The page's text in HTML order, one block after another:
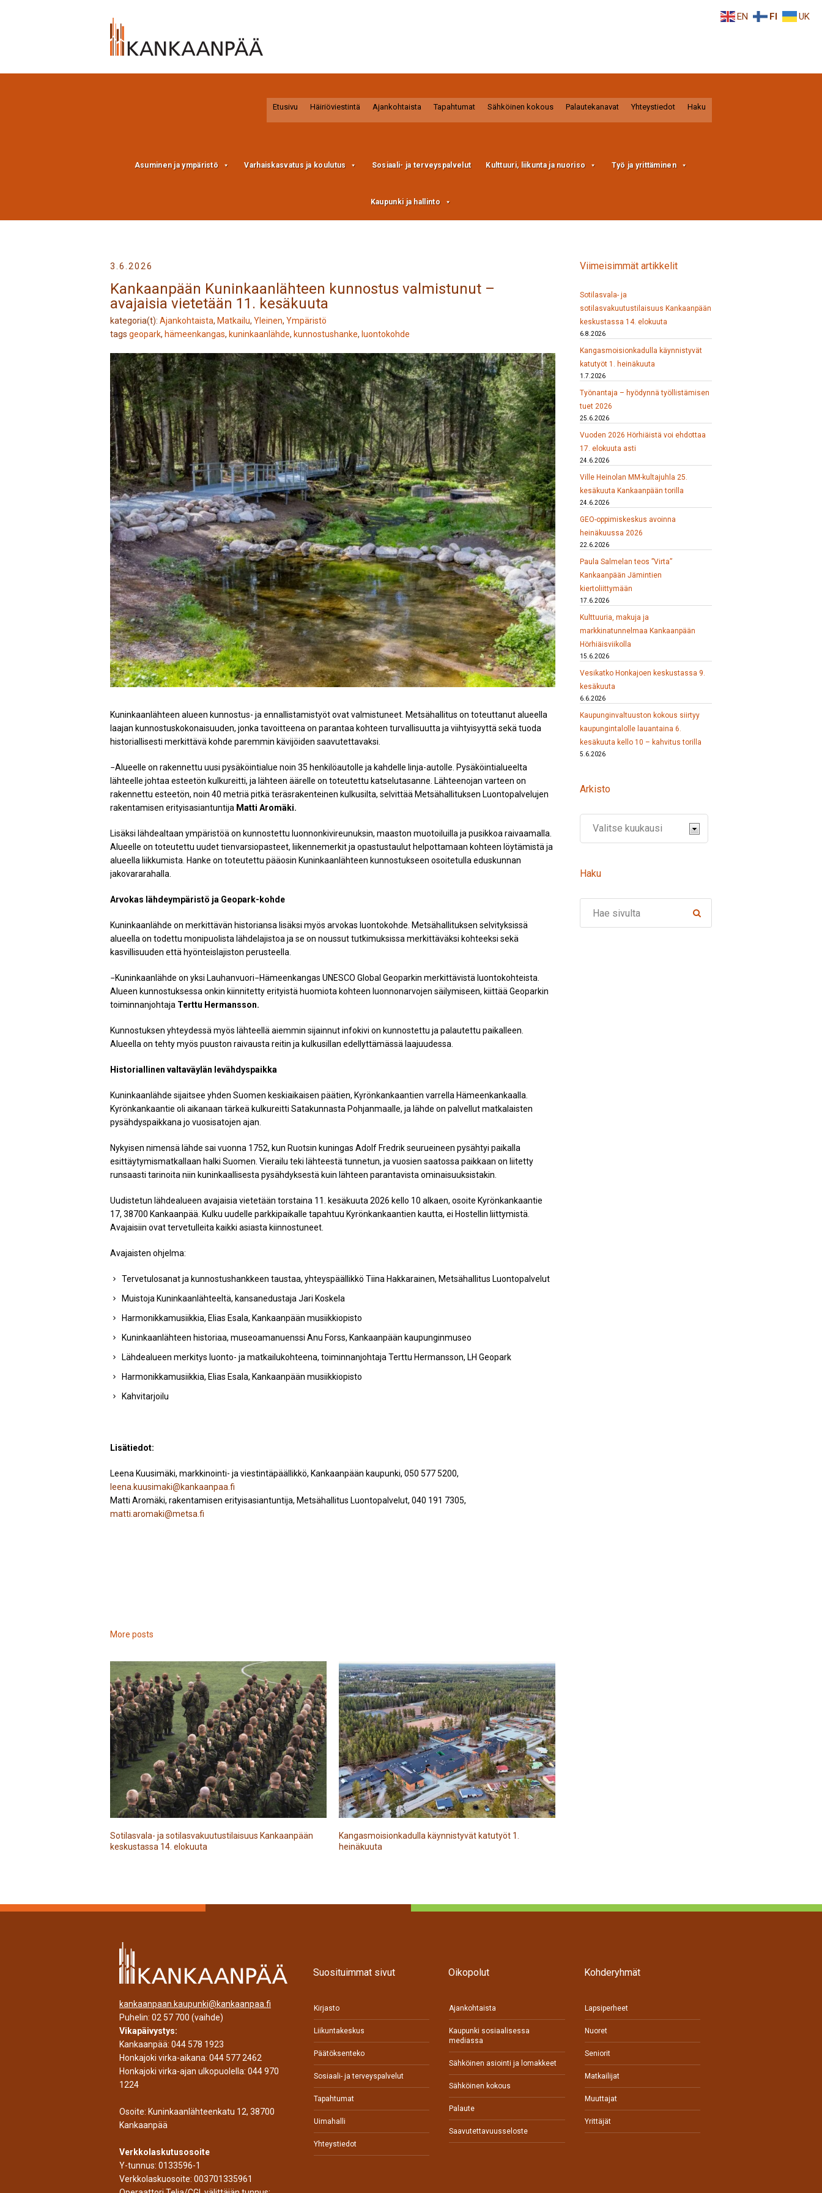
Etusivu Häiriöviestintä Ajankohtaista Tapahtumat Sähköinen kokous Palautekanavat Yhteystiedot Haku
Asuminen ja ympäristö Varhaiskasvatus ja koulutus Sosiaali- ja terveyspalvelut Kulttuuri, liikunta ja nuoriso Työ ja yrittäminen
Kaupunki ja hallinto
3.6.2026
Kankaanpään Kuninkaanlähteen kunnostus valmistunut –
avajaisia vietetään 11. kesäkuuta
kategoria(t): Ajankohtaista, Matkailu, Yleinen, Ympäristö
tags geopark, hämeenkangas, kuninkaanlähde, kunnostushanke, luontokohde
Kuninkaanlähteen alueen kunnostus- ja ennallistamistyöt ovat valmistuneet. Metsähallitus on toteuttanut alueella
laajan kunnostuskokonaisuuden, jonka tavoitteena on parantaa kohteen turvallisuutta ja viihtyisyyttä sekä tuoda
historiallisesti merkittävä kohde paremmin kävijöiden saavutettavaksi.
−Alueelle on rakennettu uusi pysäköintialue noin 35 henkilöautolle ja kahdelle linja-autolle. Pysäköintialueelta
lähteelle johtaa esteetön kulkureitti, ja lähteen äärelle on toteutettu katselutasanne. Lähteenojan varteen on
rakennettu esteetön, noin 40 metriä pitkä teräsrakenteinen kulkusilta, selvittää Metsähallituksen Luontopalvelujen
rakentamisen erityisasiantuntija Matti Aromäki.
Lisäksi lähdealtaan ympäristöä on kunnostettu luonnonkivireunuksin, maaston muotoiluilla ja pusikkoa raivaamalla.
Alueelle on toteutettu uudet tienvarsiopasteet, liikennemerkit ja opastustaulut helpottamaan kohteen löytämistä ja
alueella liikkumista. Hanke on toteutettu pääosin Kuninkaanlähteen kunnostukseen osoitetulla eduskunnan
jakovararahalla.
Arvokas lähdeympäristö ja Geopark-kohde
Kuninkaanlähde on merkittävän historiansa lisäksi myös arvokas luontokohde. Metsähallituksen selvityksissä
alueella on todettu monipuolista lähdelajistoa ja se on noussut tutkimuksissa merkittäväksi kohteeksi sekä
kasvillisuuden että hyönteislajiston perusteella.
−Kuninkaanlähde on yksi Lauhanvuori−Hämeenkangas UNESCO Global Geoparkin merkittävistä luontokohteista.
Alueen kunnostuksessa onkin kiinnitetty erityistä huomiota kohteen luonnonarvojen säilymiseen, kiittää Geoparkin
toiminnanjohtaja Terttu Hermansson.
Kunnostuksen yhteydessä myös lähteellä aiemmin sijainnut infokivi on kunnostettu ja palautettu paikalleen.
Alueella on tehty myös puuston raivausta reitin ja kulkusillan edellyttämässä laajuudessa.
Historiallinen valtaväylän levähdyspaikka
Kuninkaanlähde sijaitsee yhden Suomen keskiaikaisen päätien, Kyrönkankaantien varrella Hämeenkankaalla.
Kyrönkankaantie oli aikanaan tärkeä kulkureitti Satakunnasta Pohjanmaalle, ja lähde on palvellut matkalaisten
pysähdyspaikkana jo vuosisatojen ajan.
Nykyisen nimensä lähde sai vuonna 1752, kun Ruotsin kuningas Adolf Fredrik seurueineen pysähtyi paikalla
esittäytymismatkallaan halki Suomen. Vierailu teki lähteestä tunnetun, ja vuosien saatossa paikkaan on liitetty
runsaasti tarinoita niin kuninkaallisesta pysähdyksestä kuin lähteen parantavista ominaisuuksistakin.
Uudistetun lähdealueen avajaisia vietetään torstaina 11. kesäkuuta 2026 kello 10 alkaen, osoite Kyrönkankaantie
17, 38700 Kankaanpää. Kulku uudelle parkkipaikalle tapahtuu Kyrönkankaantien kautta, ei Hostellin liittymistä.
Avajaisiin ovat tervetulleita kaikki asiasta kiinnostuneet.
Avajaisten ohjelma:
Tervetulosanat ja kunnostushankkeen taustaa, yhteyspäällikkö Tiina Hakkarainen, Metsähallitus Luontopalvelut
Muistoja Kuninkaanlähteeltä, kansanedustaja Jari Koskela
Harmonikkamusiikkia, Elias Esala, Kankaanpään musiikkiopisto
Kuninkaanlähteen historiaa, museoamanuenssi Anu Forss, Kankaanpään kaupunginmuseo
Lähdealueen merkitys luonto- ja matkailukohteena, toiminnanjohtaja Terttu Hermansson, LH Geopark
Harmonikkamusiikkia, Elias Esala, Kankaanpään musiikkiopisto
Kahvitarjoilu
Lisätiedot:
Leena Kuusimäki, markkinointi- ja viestintäpäällikkö, Kankaanpään kaupunki, 050 577 5200,
leena.kuusimaki@kankaanpaa.fi
Matti Aromäki, rakentamisen erityisasiantuntija, Metsähallitus Luontopalvelut, 040 191 7305,
matti.aromaki@metsa.fi
More posts
Sotilasvala- ja sotilasvakuutustilaisuus Kankaanpään
keskustassa 14. elokuuta
Kangasmoisionkadulla käynnistyvät katutyöt 1.
heinäkuuta
Viimeisimmät artikkelit
Sotilasvala- ja
sotilasvakuutustilaisuus Kankaanpään
keskustassa 14. elokuuta
6.8.2026
Kangasmoisionkadulla käynnistyvät
katutyöt 1. heinäkuuta
1.7.2026
Työnantaja – hyödynnä työllistämisen
tuet 2026
25.6.2026
Vuoden 2026 Hörhiäistä voi ehdottaa
17. elokuuta asti
24.6.2026
Ville Heinolan MM-kultajuhla 25.
kesäkuuta Kankaanpään torilla
24.6.2026
GEO-oppimiskeskus avoinna
heinäkuussa 2026
22.6.2026
Paula Salmelan teos ”Virta”
Kankaanpään Jämintien
kiertoliittymään
17.6.2026
Kulttuuria, makuja ja
markkinatunnelmaa Kankaanpään
Hörhiäisviikolla
15.6.2026
Vesikatko Honkajoen keskustassa 9.
kesäkuuta
6.6.2026
Kaupunginvaltuuston kokous siirtyy
kaupungintalolle lauantaina 6.
kesäkuuta kello 10 – kahvitus torilla
5.6.2026
Arkisto
Haku
kankaanpaan.kaupunki@kankaanpaa.fi
Puhelin: 02 57 700 (vaihde)
Vikapäivystys:
Kankaanpää: 044 578 1923
Honkajoki virka-aikana: 044 577 2462
Honkajoki virka-ajan ulkopuolella: 044 970
1224
Osoite: Kuninkaanlähteenkatu 12, 38700
Kankaanpää
Verkkolaskutusosoite
Y-tunnus: 0133596-1
Verkkolaskuosoite: 003701335961
Suosituimmat sivut
Kirjasto
Liikuntakeskus
Päätöksenteko
Sosiaali- ja terveyspalvelut
Tapahtumat
Uimahalli
Yhteystiedot
Oikopolut
Ajankohtaista
Kaupunki sosiaalisessa
mediassa
Sähköinen asiointi ja lomakkeet
Sähköinen kokous
Palaute
Saavutettavuusseloste
Kohderyhmät
Lapsiperheet
Nuoret
Seniorit
Matkailijat
Muuttajat
Yrittäjät
EN FI UK